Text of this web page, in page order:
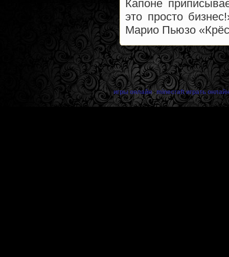
Капоне
это просто
Марио Пьюзо
Анекдоты,
игры онлайн|minecraft играть